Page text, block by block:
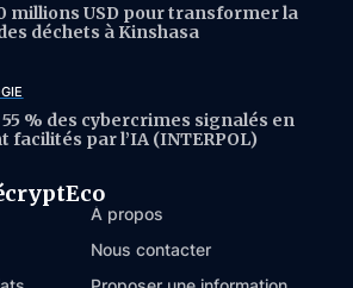
millions USD pour transformer la
déchets à Kinshasa
% des cybercrimes signalés en
facilités par l’IA (INTERPOL)
À propos
Nous contacter